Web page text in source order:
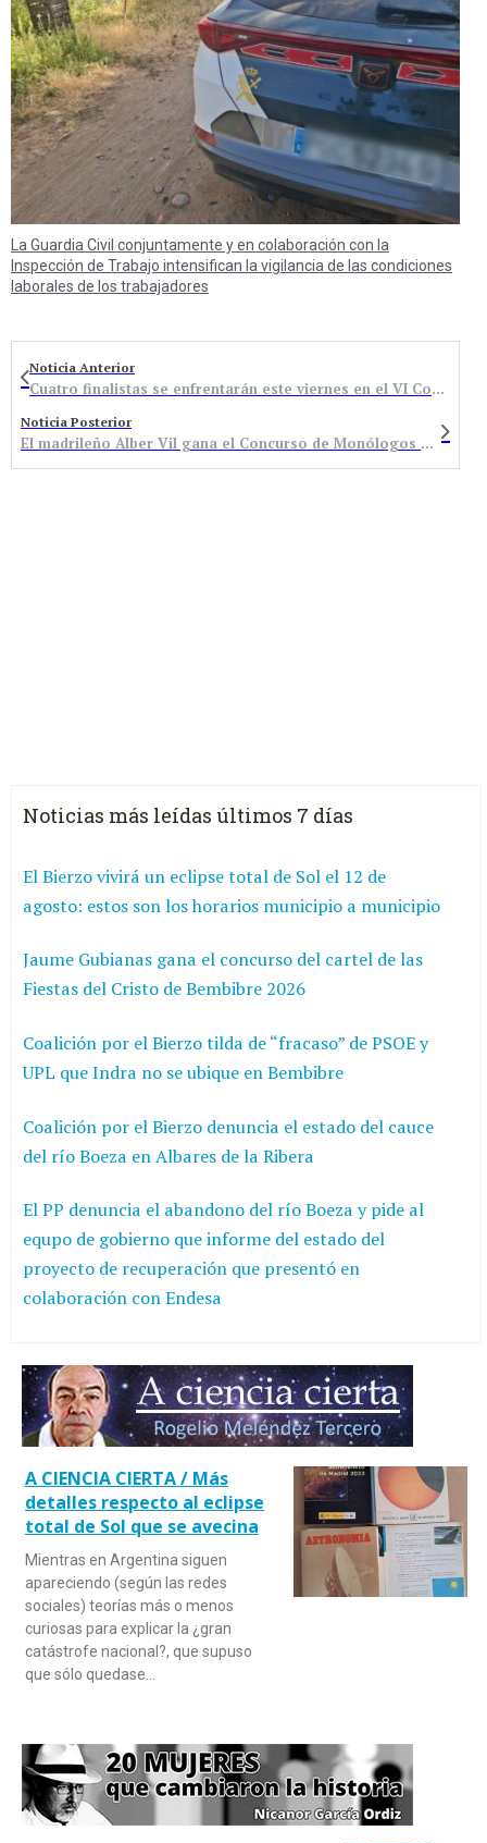
La Guardia Civil conjuntamente y en colaboración con la
Inspección de Trabajo intensifican la vigilancia de las condiciones
laborales de los trabajadores
Noticia Anterior
Cuatro finalistas se enfrentarán este viernes en el VI Concurso de Monólogos de Bembibre
Noticia Posterior
El madrileño Alber Vil gana el Concurso de Monólogos de Bembibre
Noticias más leídas últimos 7 días
El Bierzo vivirá un eclipse total de Sol el 12 de
agosto: estos son los horarios municipio a municipio
Jaume Gubianas gana el concurso del cartel de las
Fiestas del Cristo de Bembibre 2026
Coalición por el Bierzo tilda de “fracaso” de PSOE y
UPL que Indra no se ubique en Bembibre
Coalición por el Bierzo denuncia el estado del cauce
del río Boeza en Albares de la Ribera
El PP denuncia el abandono del río Boeza y pide al
equpo de gobierno que informe del estado del
proyecto de recuperación que presentó en
colaboración con Endesa
A CIENCIA CIERTA / Más
detalles respecto al eclipse
total de Sol que se avecina
Mientras en Argentina siguen
apareciendo (según las redes
sociales) teorías más o menos
curiosas para explicar la ¿gran
catástrofe nacional?, que supuso
que sólo quedase…